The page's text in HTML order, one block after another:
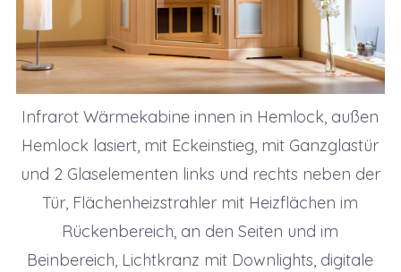
Infrarot Wärmekabine innen in Hemlock, außen
Hemlock lasiert, mit Eckeinstieg, mit Ganzglastür
und 2 Glaselementen links und rechts neben der
Tür, Flächenheizstrahler mit Heizflächen im
Rückenbereich, an den Seiten und im
Beinbereich, Lichtkranz mit Downlights, digitale